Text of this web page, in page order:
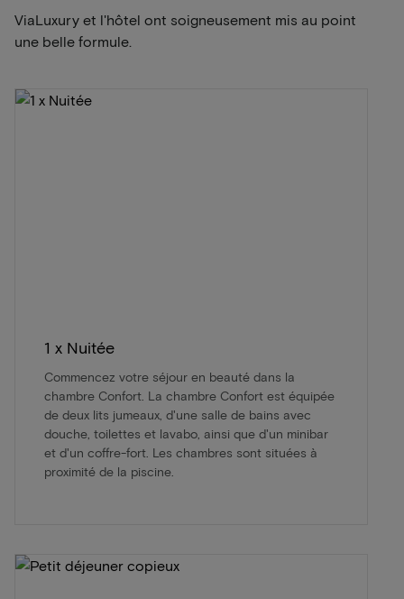
ViaLuxury et l'hôtel ont soigneusement mis au point
une belle formule.
1 x Nuitée
Commencez votre séjour en beauté dans la
chambre Confort. La chambre Confort est équipée
de deux lits jumeaux, d'une salle de bains avec
douche, toilettes et lavabo, ainsi que d'un minibar
et d'un coffre-fort. Les chambres sont situées à
proximité de la piscine.